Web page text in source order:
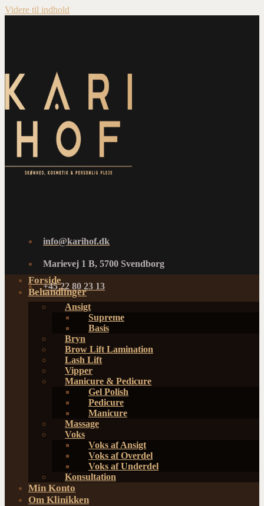
Videre til indhold
info@karihof.dk
Marievej 1 B, 5700 Svendborg
+45 22 80 23 13
Forside
Behandlinger
Ansigt
Supreme
Basis
Bryn
Brow Lift Lamination
Lash Lift
Vipper
Manicure & Pedicure
Gel Polish
Pedicure
Manicure
Massage
Voks
Voks af Ansigt
Voks af Overdel
Voks af Underdel
Konsultation
Min Konto
Om Klinikken